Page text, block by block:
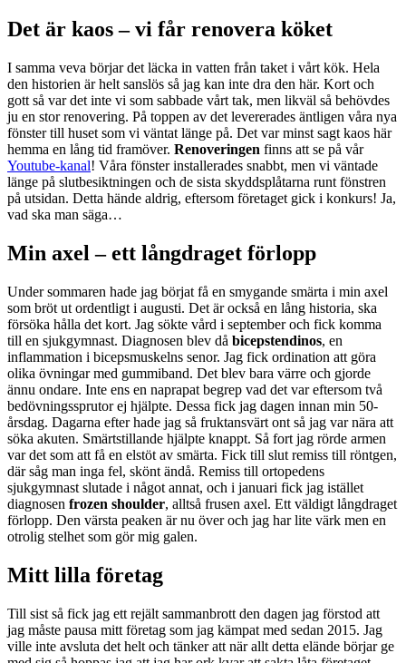
Det är kaos – vi får renovera köket
I samma veva börjar det läcka in vatten från taket i vårt kök. Hela
den historien är helt sanslös så jag kan inte dra den här. Kort och
gott så var det inte vi som sabbade vårt tak, men likväl så behövdes
ju en stor renovering. På toppen av det levererades äntligen våra nya
fönster till huset som vi väntat länge på. Det var minst sagt kaos här
hemma en lång tid framöver. Renoveringen finns att se på vår
Youtube-kanal! Våra fönster installerades snabbt, men vi väntade
länge på slutbesiktningen och de sista skyddsplåtarna runt fönstren
på utsidan. Detta hände aldrig, eftersom företaget gick i konkurs! Ja,
vad ska man säga…
Min axel – ett långdraget förlopp
Under sommaren hade jag börjat få en smygande smärta i min axel
som bröt ut ordentligt i augusti. Det är också en lång historia, ska
försöka hålla det kort. Jag sökte vård i september och fick komma
till en sjukgymnast. Diagnosen blev då bicepstendinos, en
inflammation i bicepsmuskelns senor. Jag fick ordination att göra
olika övningar med gummiband. Det blev bara värre och gjorde
ännu ondare. Inte ens en naprapat begrep vad det var eftersom två
bedövningssprutor ej hjälpte. Dessa fick jag dagen innan min 50-
årsdag. Dagarna efter hade jag så fruktansvärt ont så jag var nära att
söka akuten. Smärtstillande hjälpte knappt. Så fort jag rörde armen
var det som att få en elstöt av smärta. Fick till slut remiss till röntgen,
där såg man inga fel, skönt ändå. Remiss till ortopedens
sjukgymnast slutade i något annat, och i januari fick jag istället
diagnosen frozen shoulder, alltså frusen axel. Ett väldigt långdraget
förlopp. Den värsta peaken är nu över och jag har lite värk men en
otrolig stelhet som gör mig galen.
Mitt lilla företag
Till sist så fick jag ett rejält sammanbrott den dagen jag förstod att
jag måste pausa mitt företag som jag kämpat med sedan 2015. Jag
ville inte avsluta det helt och tänker att när allt detta elände börjar ge